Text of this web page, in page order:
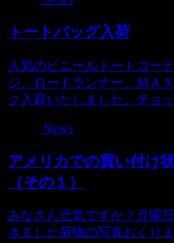
トートバッグ入荷
人気のビニールトートコー
ジ、ロードランナー、ＭＡ
ク入荷いたしました。チョ
News
アメリカでの買い付け
（その１）
みなさん元気ですか？月曜
きました荷物の写真おくりま